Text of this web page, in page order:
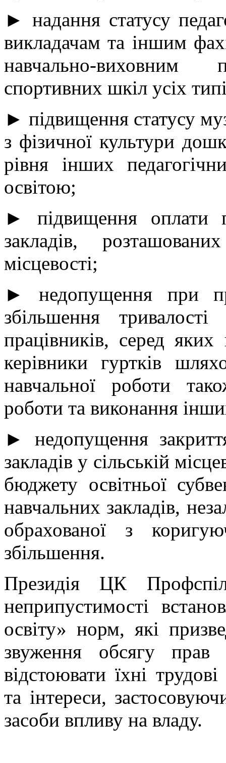
► надання статусу
викладачам та іншим
навчально-виховним
спортивних шкіл усіх
► підвищення статусу
з фізичної культури
рівня інших
освітою;
► підвищення оплати
закладів,
місцевості;
► недопущення при
збільшення
працівників, серед яких
керівники гуртків
навчальної роботи
роботи та виконання
► недопущення
закладів у сільській
бюджету освітньої
навчальних закладів,
обрахованої з
збільшення.
Президія ЦК
неприпустимості
освіту» норм, які
звуження обсягу
відстоювати їхні
та інтереси,
засоби впливу на владу.